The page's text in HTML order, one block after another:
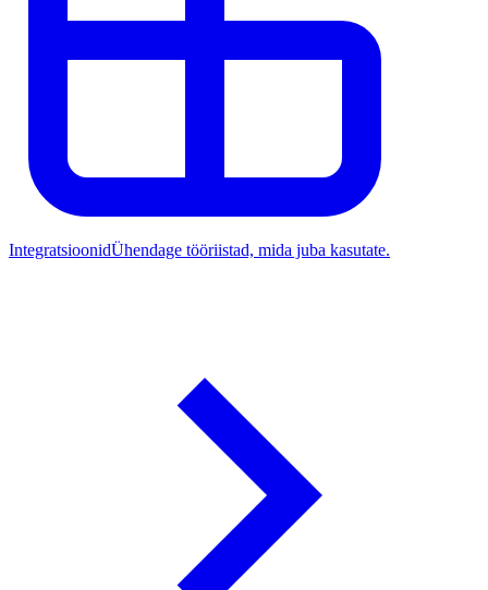
IntegratsioonidÜhendage tööriistad, mida juba kasutate.